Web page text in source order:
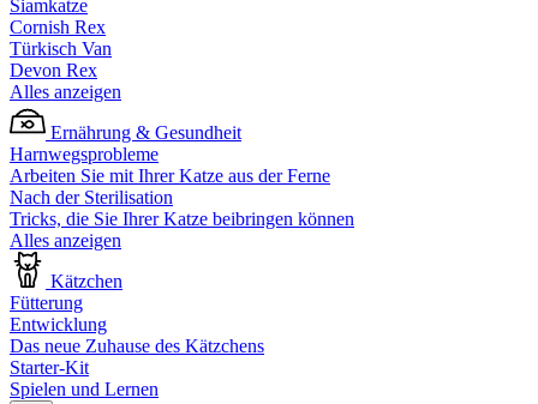
Siamkatze
Cornish Rex
Türkisch Van
Devon Rex
Alles anzeigen
Ernährung & Gesundheit
Harnwegsprobleme
Arbeiten Sie mit Ihrer Katze aus der Ferne
Nach der Sterilisation
Tricks, die Sie Ihrer Katze beibringen können
Alles anzeigen
Kätzchen
Fütterung
Entwicklung
Das neue Zuhause des Kätzchens
Starter-Kit
Spielen und Lernen